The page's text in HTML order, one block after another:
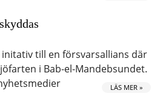
till en försvarsallians där
i Bab-el-Mandebsundet.
LÄS MER »